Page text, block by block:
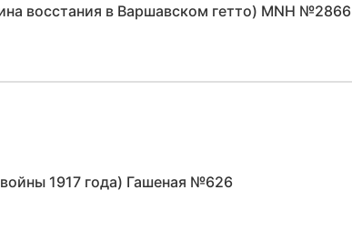
восстания в Варшавском гетто) MNH №2866
1917 года) Гашеная №626